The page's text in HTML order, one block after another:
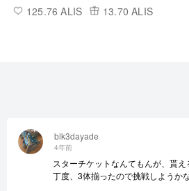
125.76 ALIS 13.70 ALIS
blk3dayade
4年前
スターチケットなんてもんが、貰え
丁度、3体揃ったので挑戦しようかな